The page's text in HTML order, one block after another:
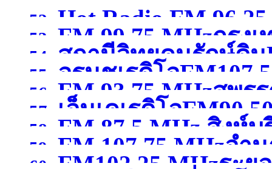
ปทุมธานี )
52. Hot Radio
สมุทรสาคร )
53. FM 99.75 MHzกรุง
กรุงเทพมหานคร )
54.
สถานีวิทยุคนรักษ์ดิน
เชียงใหม่ )
55. อรนุชเรดิโอ
56. FM 93.75 MHzสุพร
57. เอ็นเคเรดิโอ
58. FM 87.5 MHz สิงห์บุ
59. FM 107.75 MHzอำ